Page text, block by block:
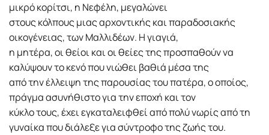
μικρό κορίτσι, η Νεφέλη, μεγαλώνει
στους κόλπους μιας αρχοντικής και παραδοσιακής
οικογένειας, των Μαλλιδέων. Η γιαγιά,
η μητέρα, οι θείοι και οι θείες της προσπαθούν να
καλύψουν το κενό που νιώθει βαθιά μέσα της
από την έλλειψη της παρουσίας του πατέρα, ο οποίος,
πράγμα ασυνήθιστο για την εποχή και τον
κύκλο τους, έχει εγκαταλειφθεί από πολύ νωρίς από τη
γυναίκα που διάλεξε για σύντροφο της ζωής του.